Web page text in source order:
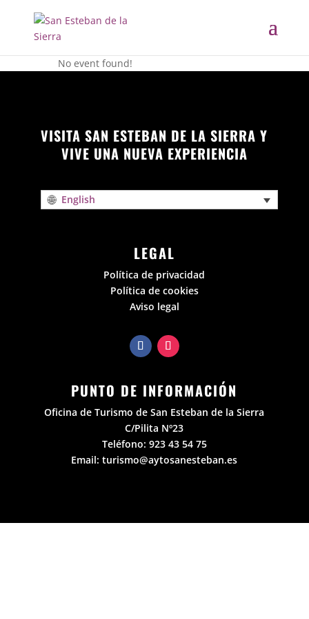
No event found!
VISITA SAN ESTEBAN DE LA SIERRA Y
VIVE UNA NUEVA EXPERIENCIA
English
LEGAL
Política de privacidad
Política de cookies
Aviso legal
PUNTO DE INFORMACIÓN
Oficina de Turismo de San Esteban de la Sierra
C/Pilita Nº23
Teléfono: 923 43 54 75
Email:turismo@aytosanesteban.es